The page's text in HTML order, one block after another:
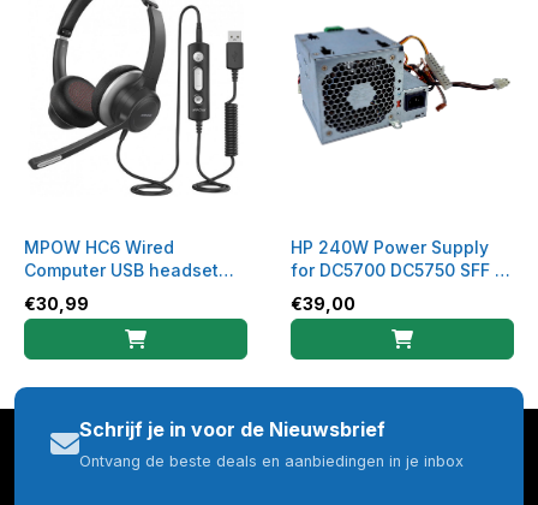
MPOW HC6 Wired
Computer USB headset
kantoor
€30,99
HP 240W Power Supply
for DC5700 DC5750 SFF -
Refurbished
€39,00
Schrijf je in voor de Nieuwsbrief
Ontvang de beste deals en aanbiedingen in je inbox